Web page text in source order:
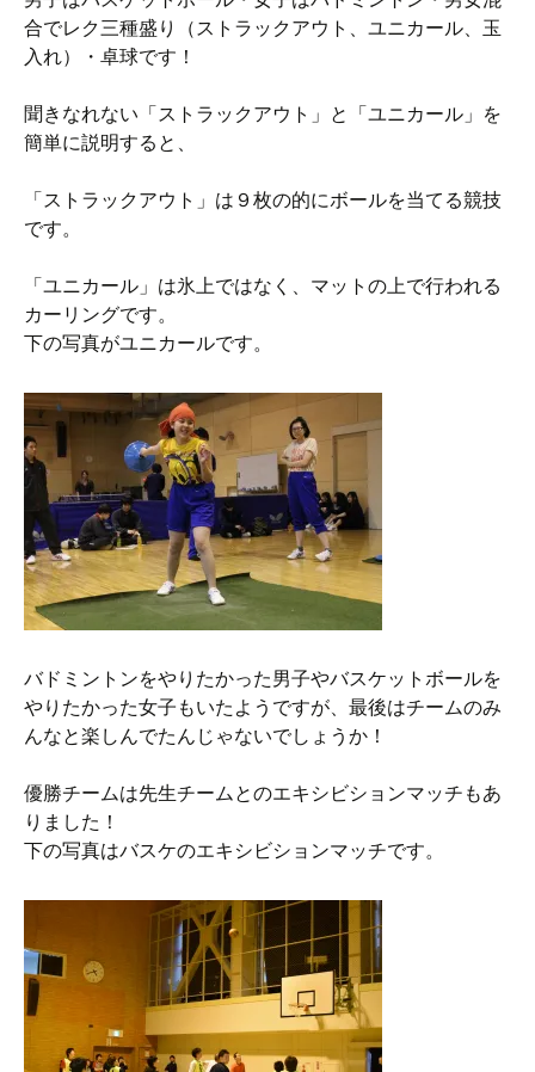
合でレク三種盛り（ストラックアウト、ユニカール、玉
入れ）・卓球です！
聞きなれない「ストラックアウト」と「ユニカール」を
簡単に説明すると、
「ストラックアウト」は９枚の的にボールを当てる競技
です。
「ユニカール」は氷上ではなく、マットの上で行われる
カーリングです。
下の写真がユニカールです。
バドミントンをやりたかった男子やバスケットボールを
やりたかった女子もいたようですが、最後はチームのみ
んなと楽しんでたんじゃないでしょうか！
優勝チームは先生チームとのエキシビションマッチもあ
りました！
下の写真はバスケのエキシビションマッチです。